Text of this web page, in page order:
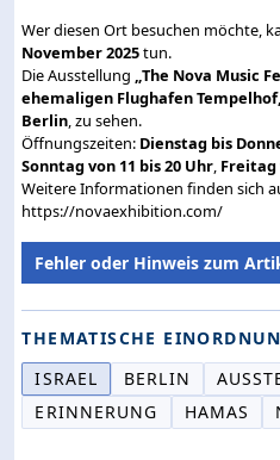
Wer diesen Ort besuchen möchte,
November 2025tun.
Die Ausstellung „The Nova Music
ehemaligen Flughafen
Berlin, zu sehen.
Öffnungszeiten: Dienstag bis
Sonntag von 11 bis 20 Uhr, Freitag
Weitere Informationen finden sich
https://novaexhibition.com/
Fehler oder Hinweis zum
THEMATISCHE
ISRAEL
BERLIN
ERINNERUNG
HAMAS